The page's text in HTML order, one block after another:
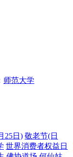
师范大学
25日) 敬老节(日
世界消费者权益日